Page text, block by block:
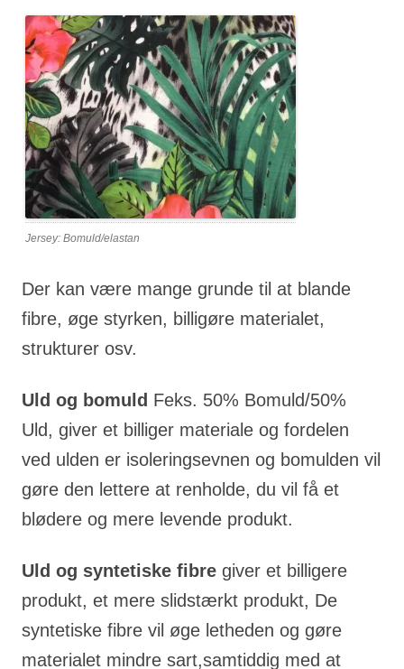
Jersey: Bomuld/elastan
Der kan være mange grunde til at blande
fibre, øge styrken, billigøre materialet,
strukturer osv.
Uld og bomuld Feks. 50% Bomuld/50%
Uld, giver et billiger materiale og fordelen
ved ulden er isoleringsevnen og bomulden vil
gøre den lettere at renholde, du vil få et
blødere og mere levende produkt.
Uld og syntetiske fibre giver et billigere
produkt, et mere slidstærkt produkt, De
syntetiske fibre vil øge letheden og gøre
materialet mindre sart,samtiddig med at